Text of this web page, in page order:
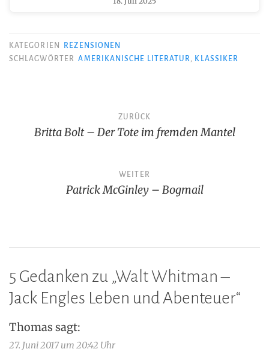
KATEGORIEN
REZENSIONEN
SCHLAGWÖRTER
AMERIKANISCHE LITERATUR, KLASSIKER
Beitragsnavigation
ZURÜCK
Britta Bolt – Der Tote im fremden Mantel
WEITER
Patrick McGinley – Bogmail
5 Gedanken zu „Walt Whitman –
Jack Engles Leben und Abenteuer“
Thomas sagt:
27. Juni 2017 um 20:42 Uhr